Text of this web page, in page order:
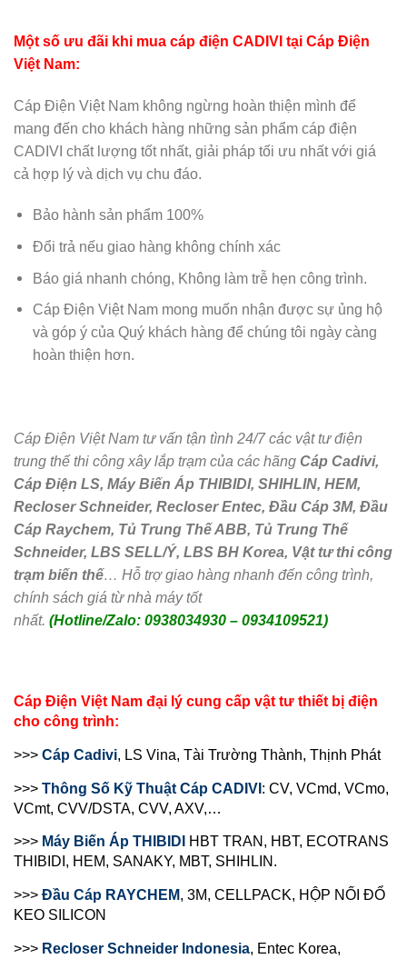
Một số ưu đãi khi mua cáp điện CADIVI tại Cáp Điện
Việt Nam:
Cáp Điện Việt Nam không ngừng hoàn thiện mình để
mang đến cho khách hàng những sản phẩm cáp điện
CADIVI chất lượng tốt nhất, giải pháp tối ưu nhất với giá
cả hợp lý và dịch vụ chu đáo.
Bảo hành sản phẩm 100%
Đổi trả nếu giao hàng không chính xác
Báo giá nhanh chóng, Không làm trễ hẹn công trình.
Cáp Điện Việt Nam mong muốn nhận được sự ủng hộ
và góp ý của Quý khách hàng để chúng tôi ngày càng
hoàn thiện hơn.
Cáp Điện Việt Nam tư vấn tận tình 24/7 các vật tư điện
trung thế thi công xây lắp trạm của các hãng Cáp Cadivi,
Cáp Điện LS, Máy Biến Áp THIBIDI, SHIHLIN, HEM,
Recloser Schneider, Recloser Entec, Đầu Cáp 3M, Đầu
Cáp Raychem, Tủ Trung Thế ABB, Tủ Trung Thế
Schneider, LBS SELL/Ý, LBS BH Korea, Vật tư thi công
trạm biến thế… Hỗ trợ giao hàng nhanh đến công trình,
chính sách giá từ nhà máy tốt
nhất. (Hotline/Zalo: 0938034930 – 0934109521)
Cáp Điện Việt Nam đại lý cung cấp vật tư thiết bị điện
cho công trình:
>>> Cáp Cadivi, LS Vina, Tài Trường Thành, Thịnh Phát
>>> Thông Số Kỹ Thuật Cáp CADIVI : CV, VCmd, VCmo,
VCmt, CVV/DSTA, CVV, AXV,…
>>> Máy Biến Áp THIBIDI
HBT TRAN, HBT, ECOTRANS
THIBIDI, HEM, SANAKY, MBT, SHIHLIN.
>>> Đầu Cáp RAYCHEM, 3M, CELLPACK, HỘP NỐI ĐỔ
KEO SILICON
>>> Recloser Schneider Indonesia, Entec Korea,